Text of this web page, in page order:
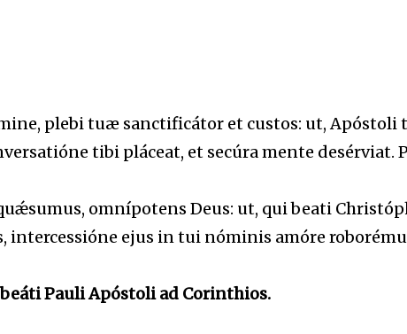
plebi tuæ sanctificátor et custos: ut, Apóstoli
tibi pláceat, et secúra mente desérviat.
omnípotens Deus: ut, qui beati
intercessióne ejus in tui nóminis amóre
Pauli Apóstoli ad Corinthios.